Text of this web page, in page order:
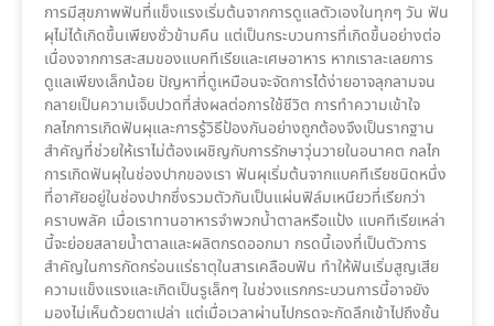
การมีสุขภาพฟันที่แข็งแรงเริ่มต้นจากการดูแลตัวเองในทุกๆ วัน ฟัน
ผุไม่ได้เกิดขึ้นเพียงชั่วข้ามคืน แต่เป็นกระบวนการที่เกิดขึ้นอย่างต่อ
เนื่องจากการสะสมของแบคทีเรียและเศษอาหาร หากเราละเลยการ
ดูแลเพียงเล็กน้อย ปัญหาที่ดูเหมือนจะจัดการได้ง่ายอาจลุกลามจน
กลายเป็นความเจ็บปวดที่ส่งผลต่อการใช้ชีวิต การทำความเข้าใจ
กลไกการเกิดฟันผุและการรู้วิธีป้องกันอย่างถูกต้องจึงเป็นรากฐาน
สำคัญที่ช่วยให้เราไม่ต้องเผชิญกับการรักษาวุ่นวายในอนาคต กลไก
การเกิดฟันผุในช่องปากของเรา ฟันผุเริ่มต้นจากแบคทีเรียชนิดหนึ่ง
ที่อาศัยอยู่ในช่องปากซึ่งรวมตัวกันเป็นแผ่นฟิล์มเหนียวที่เรียกว่า
คราบพลัค เมื่อเราทานอาหารจำพวกน้ำตาลหรือแป้ง แบคทีเรียเหล่า
นี้จะย่อยสลายน้ำตาลและผลิตกรดออกมา กรดนี้เองที่เป็นตัวการ
สำคัญในการกัดกร่อนแร่ธาตุในสารเคลือบฟัน ทำให้ฟันเริ่มสูญเสีย
ความแข็งแรงและเกิดเป็นรูเล็กๆ ในช่วงแรกกระบวนการนี้อาจยัง
มองไม่เห็นด้วยตาเปล่า แต่เมื่อเวลาผ่านไปกรดจะกัดลึกเข้าไปถึงชั้น